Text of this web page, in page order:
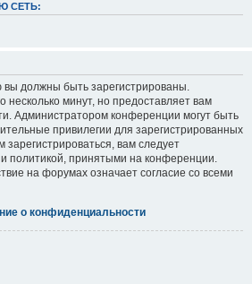
СЕТЬ:
должны быть зарегистрированы.
несколько минут, но предоставляет вам
Администратором конференции могут быть
привилегии для зарегистрированных
вам следует
политикой, принятыми на конференции.
на форумах означает согласие со всеми
о конфиденциальности